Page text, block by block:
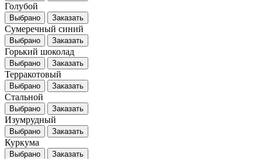
Голубой
Выбрано Заказать
Сумеречный синий
Выбрано Заказать
Горький шоколад
Выбрано Заказать
Терракотовый
Выбрано Заказать
Стальной
Выбрано Заказать
Изумрудный
Выбрано Заказать
Куркума
Выбрано Заказать